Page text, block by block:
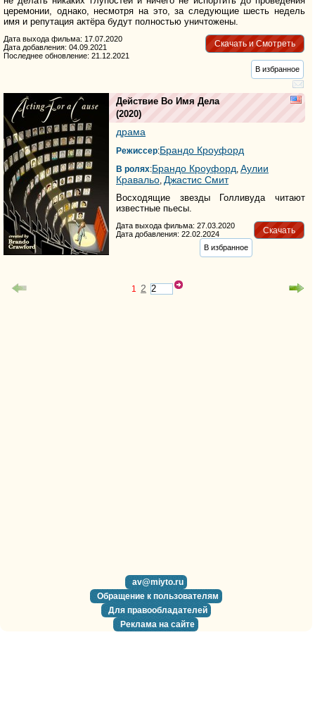
церемонии, однако, несмотря на это, за следующие шесть недель
имя и репутация актёра будут полностью уничтожены.
Скачать и Смотреть
Дата выхода фильма: 17.07.2020
Дата добавления: 04.09.2021
Последнее обновление: 21.12.2021
В избранное
Действие Во Имя Дела
(2020)
драма
Режиссер:Брандо Кроуфорд
В ролях:Брандо Кроуфорд, Аулии
Кравальо, Джастис Смит
Восходящие звезды Голливуда читают
известные пьесы.
Скачать
Дата выхода фильма: 27.03.2020
Дата добавления: 22.02.2024
В избранное
1 2
av@miyto.ru
Обращение к пользователям
Для правообладателей
Реклама на сайте